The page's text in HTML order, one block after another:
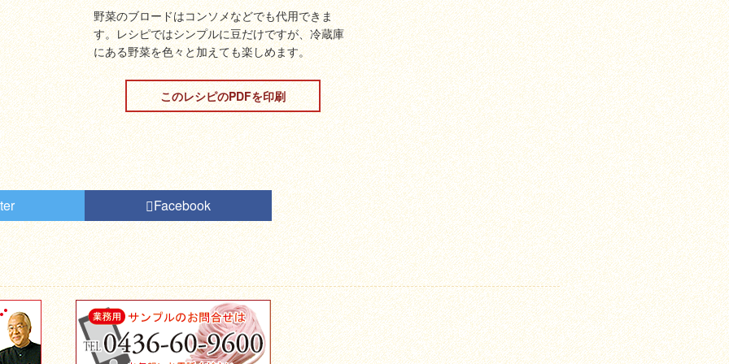
野菜のブロードはコンソメなどでも代用できま
す。レシピではシンプルに豆だけですが、冷蔵庫
にある野菜を色々と加えても楽しめます。
このレシピのPDFを印刷
Facebook